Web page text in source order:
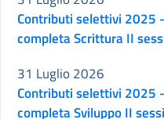
Contributi selettivi 2025
completa Scrittura II
Contributi selettivi 2025
completa Sviluppo II
31 Luglio 2026